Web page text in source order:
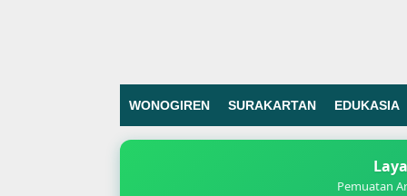
WONOGIREN SURAKARTAN EDUKASIA
Pemuatan